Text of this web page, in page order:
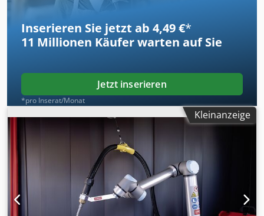
Höhe Abmessungen (LxBxH):[mm] 880 × 400 × 755
Gewichte Gewicht:[kg] 60
Inserieren Sie jetzt ab 4,49 €*
11 Millionen Käufer warten auf Sie
Jetzt inserieren
*pro Inserat/Monat
Kleinanzeige